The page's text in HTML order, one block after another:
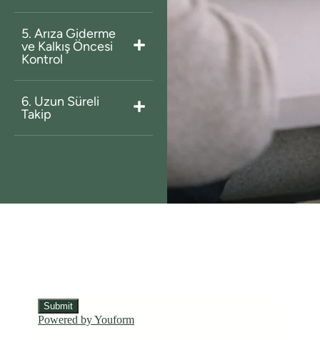
5. Arıza Giderme
ve Kalkış Öncesi
Kontrol
6. Uzun Süreli
Takip